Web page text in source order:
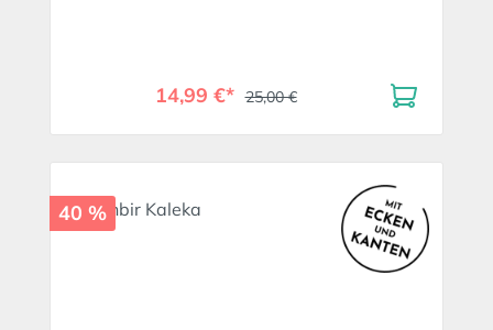
14,99 €* 25,00 €
40 %